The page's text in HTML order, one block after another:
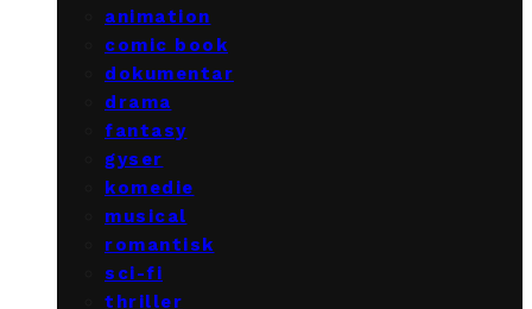
animation
comic book
dokumentar
drama
fantasy
gyser
komedie
musical
romantisk
sci-fi
thriller